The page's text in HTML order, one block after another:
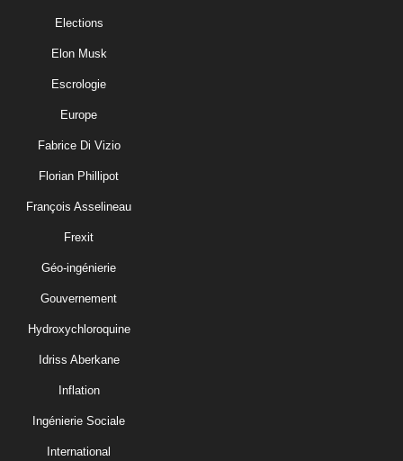
Elections
Elon Musk
Escrologie
Europe
Fabrice Di Vizio
Florian Phillipot
François Asselineau
Frexit
Géo-ingénierie
Gouvernement
Hydroxychloroquine
Idriss Aberkane
Inflation
Ingénierie Sociale
International